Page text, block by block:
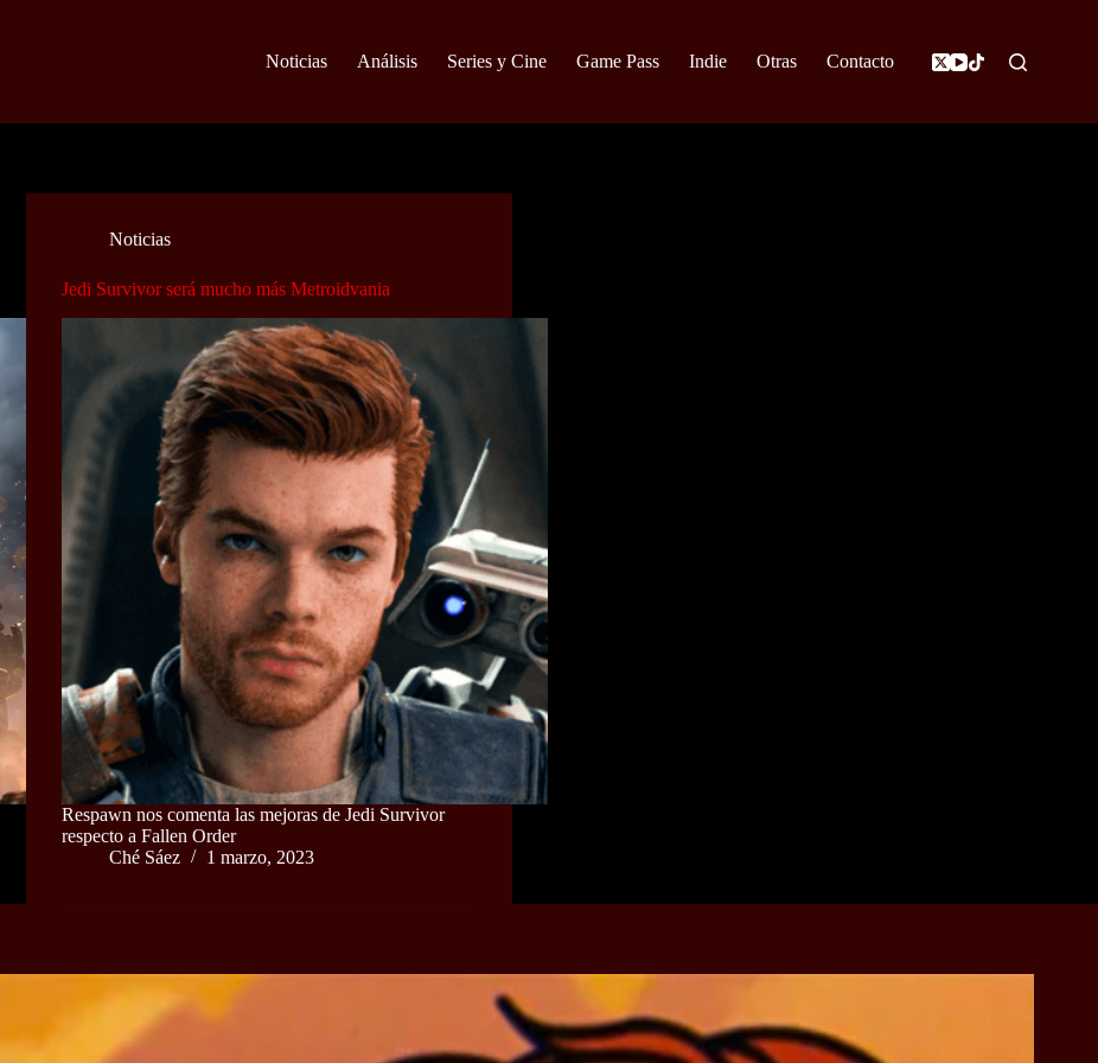
Noticias Análisis Series y Cine Game Pass Indie Otras Contacto
Noticias
Jedi Survivor será mucho más Metroidvania
Respawn nos comenta las mejoras de Jedi Survivor
respecto a Fallen Order
Ché Sáez
1 marzo, 2023